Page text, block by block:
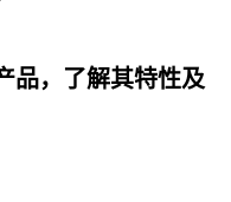
品，了解其特性及